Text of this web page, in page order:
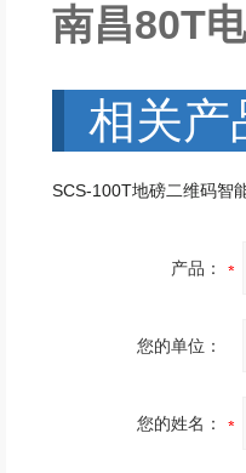
南昌80T
相关产
产品：
您的单位：
您的姓名：